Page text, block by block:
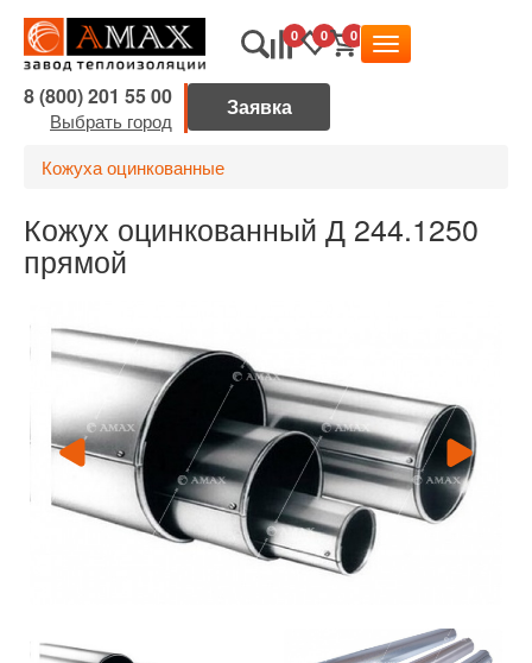
0 0 0
8 (800) 201 55 00
Выбрать город
Кожуха оцинкованные
Кожух оцинкованный Д 244.1250
прямой